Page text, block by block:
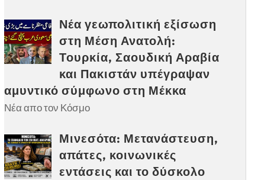
Νέα γεωπολιτική εξίσωση
στη Μέση Ανατολή:
Τουρκία, Σαουδική Αραβία
και Πακιστάν υπέγραψαν
αμυντικό σύμφωνο στη Μέκκα
Νέα απο τον Κόσμο
Μινεσότα: Μετανάστευση,
απάτες, κοινωνικές
εντάσεις και το δύσκολο